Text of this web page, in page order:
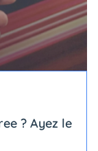
? Ayez le